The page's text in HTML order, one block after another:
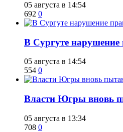
05 августа в 14:54
692 0
В Сургуте
05 августа в 14:54
554 0
Власти Югры вновь
05 августа в 13:34
708 0